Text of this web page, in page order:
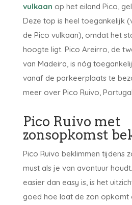
vulkaan op het eiland Pico,
Deze top is heel toegankelijk
de Pico vulkaan), omdat het
hoogte ligt. Pico Areirro, de
van Madeira, is nóg
vanaf de parkeerplaats te
meer over Pico Ruivo,
Pico Ruivo met
zonsopkomst
Pico Ruivo beklimmen tijdens
must als je van avontuur
easier dan easy is, is het
goed hoe laat de zon